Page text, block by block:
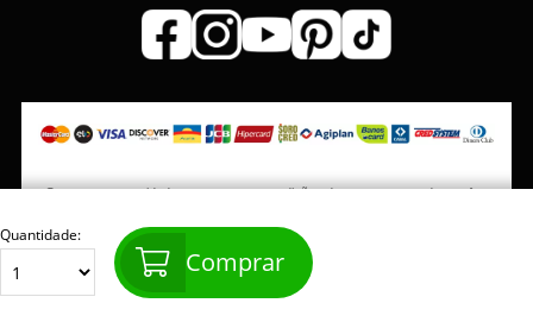
Quantidade:
Comprar
Os preços, quantidade em estoque e condições de pagamento podem sofrer